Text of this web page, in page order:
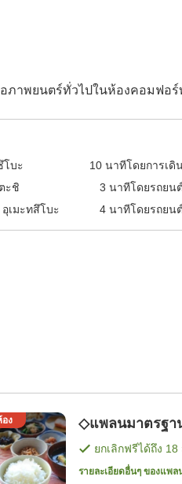
ภาพยนตร์ทั่วไปในห้องคอมฟอร์
โบะ 10นาทีโดยการเดิ
ะชิ
3 นาทีโดยรถยนต์
เมะทสึโบะ
4นาทีโดยรถยนต์
ง ◇แพลนมาตรฐา
ยกเลิกฟรีได้ถึง 18
รายละเอียดอื่นๆ ของแพล